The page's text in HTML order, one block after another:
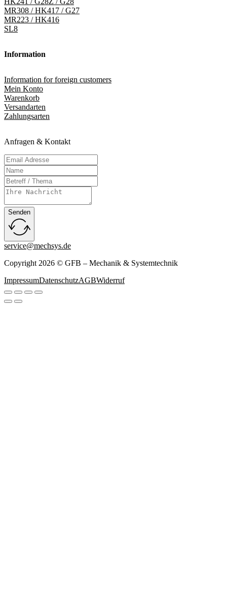
MR308 / HK417 / G27
MR223 / HK416
SL8
Information
Information for foreign customers
Mein Konto
Warenkorb
Versandarten
Zahlungsarten
Anfragen & Kontakt
Senden
service@mechsys.de
Copyright 2026 © GFB – Mechanik & Systemtechnik
ImpressumDatenschutzAGBWiderruf